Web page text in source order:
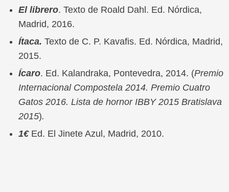
El librero. Texto de Roald Dahl. Ed. Nórdica,
Madrid, 2016.
Ítaca. Texto de C. P. Kavafis. Ed. Nórdica, Madrid,
2015.
Ícaro. Ed. Kalandraka, Pontevedra, 2014. (Premio
Internacional Compostela 2014. Premio Cuatro
Gatos 2016. Lista de hornor IBBY 2015 Bratislava
2015).
1€Ed. El Jinete Azul, Madrid, 2010.